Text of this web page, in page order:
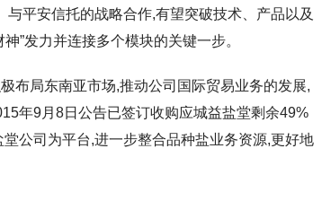
平安信托的战略合作,有望突破技术、产品以及
”发力并连接多个模块的关键一步。
布局东南亚市场,推动公司国际贸易业务的发展,
年9月8日公告已签订收购应城益盐堂剩余49%
公司为平台,进一步整合品种盐业务资源,更好地